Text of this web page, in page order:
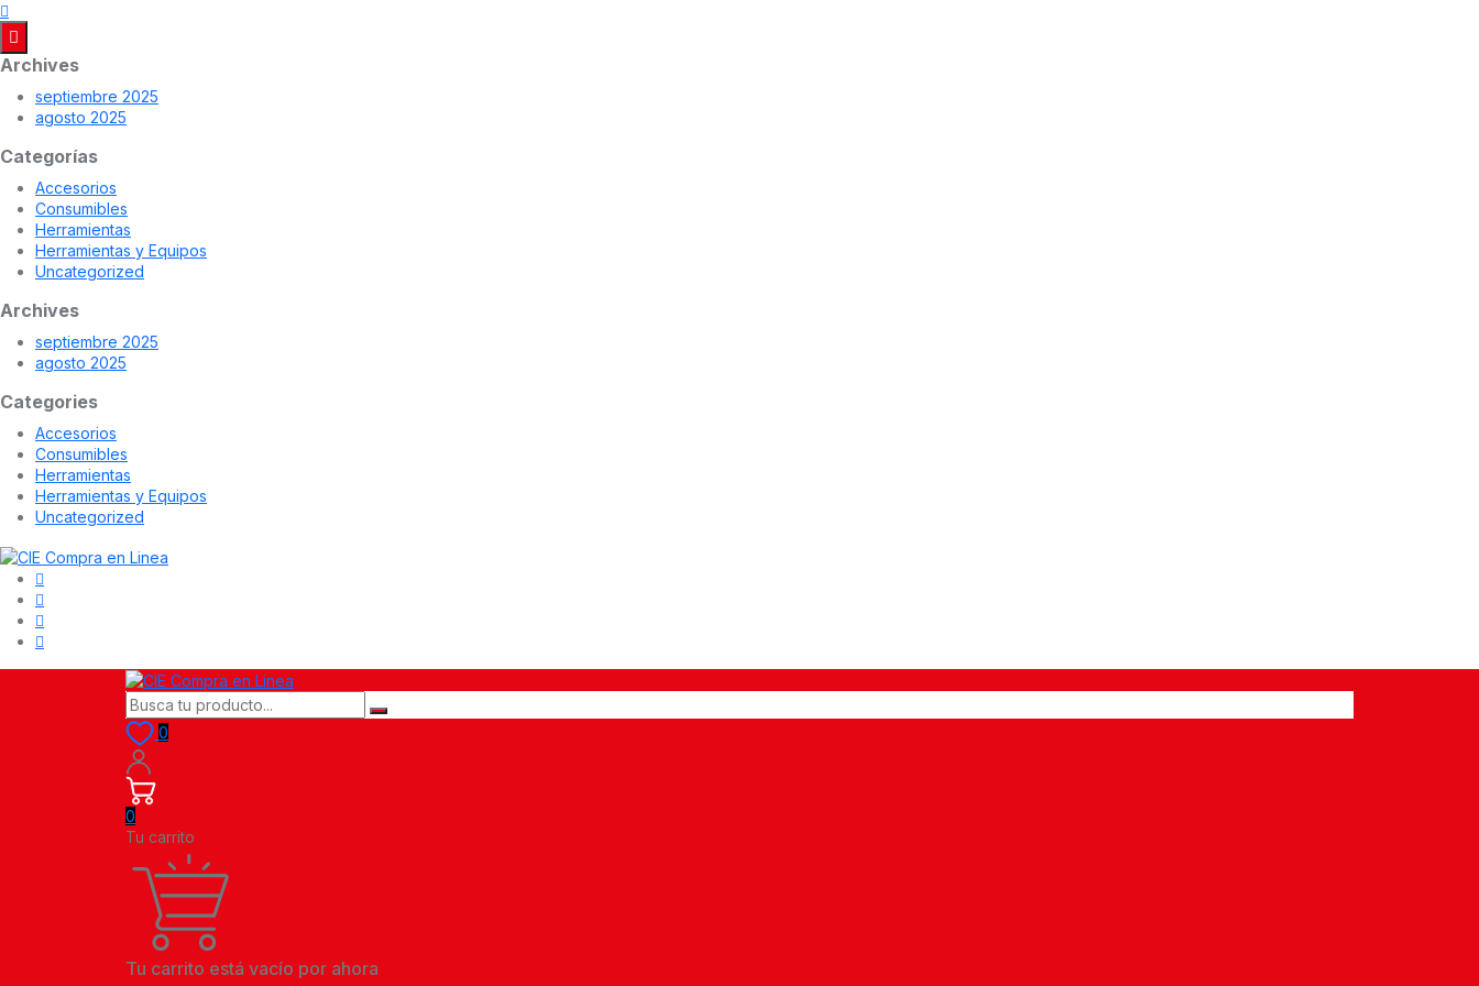
Archives
septiembre 2025
agosto 2025
Categorías
Accesorios
Consumibles
Herramientas
Herramientas y Equipos
Uncategorized
Archives
septiembre 2025
agosto 2025
Categories
Accesorios
Consumibles
Herramientas
Herramientas y Equipos
Uncategorized
0
0
Tu carrito
Tu carrito está vacío por ahora